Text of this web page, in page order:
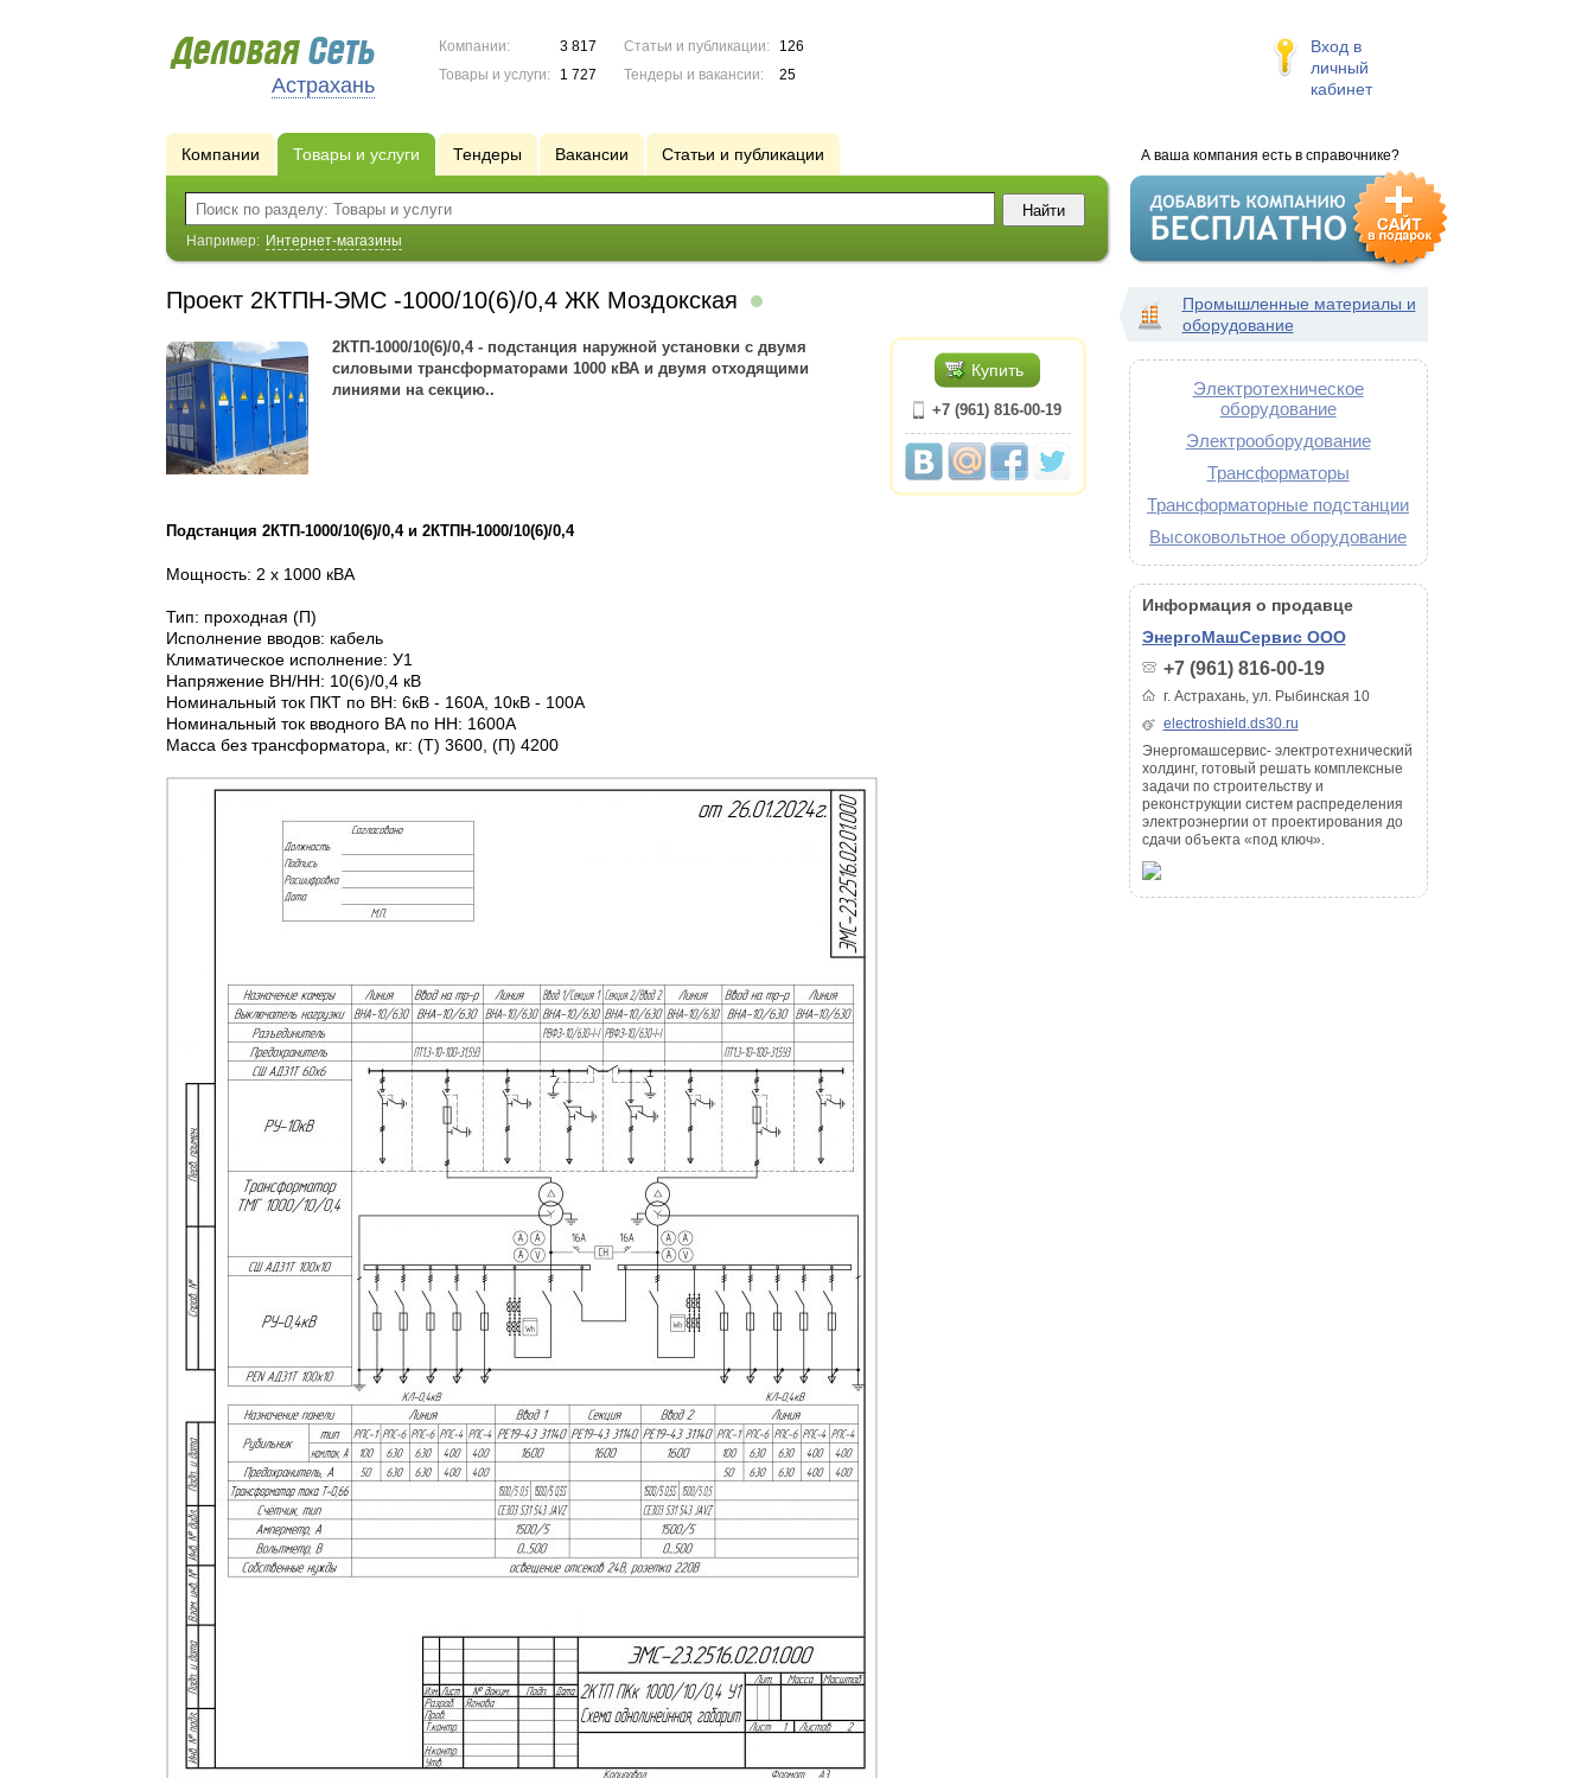
Астрахань
Компании:
3 817
Товары и услуги:
1 727
Статьи и публикации:
126
Тендеры и вакансии:
25
Вход в
личный
кабинет
А ваша компания есть в справочнике?
Компании Товары и услуги Тендеры Вакансии Статьи и публикации
Например: Интернет-магазины
Проект 2КТПН-ЭМС -1000/10(6)/0,4 ЖК Моздокская
Купить
+7 (961) 816-00-19
2КТП-1000/10(6)/0,4 - подстанция наружной установки с двумя
силовыми трансформаторами 1000 кВА и двумя отходящими
линиями на секцию..
Подстанция 2КТП-1000/10(6)/0,4 и 2КТПН-1000/10(6)/0,4
Мощность: 2 х 1000 кВА
Тип: проходная (П)
Исполнение вводов: кабель
Климатическое исполнение: У1
Напряжение ВН/НН: 10(6)/0,4 кВ
Номинальный ток ПКТ по ВН: 6кВ - 160А, 10кВ - 100А
Номинальный ток вводного ВА по НН: 1600А
Масса без трансформатора, кг: (Т) 3600, (П) 4200
Промышленные материалы и
оборудование
Электротехническое
оборудование
Электрооборудование
Трансформаторы
Трансформаторные подстанции
Высоковольтное оборудование
Информация о продавце
ЭнергоМашСервис ООО
+7 (961) 816-00-19
г. Астрахань, ул. Рыбинская 10
electroshield.ds30.ru
Энергомашсервис- электротехнический
холдинг, готовый решать комплексные
задачи по строительству и
реконструкции систем распределения
электроэнергии от проектирования до
сдачи объекта «под ключ».